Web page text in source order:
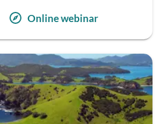
Online webinar